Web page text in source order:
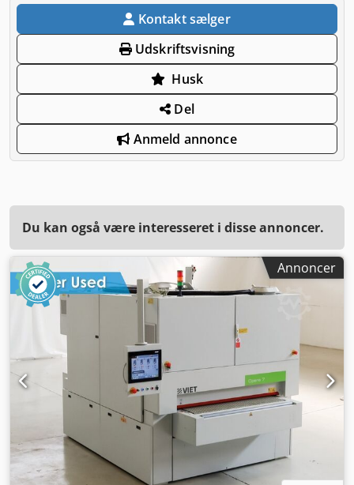
Kontakt sælger
Udskriftsvisning
Husk
Del
Anmeld annonce
Du kan også være interesseret i disse annoncer.
Annoncer